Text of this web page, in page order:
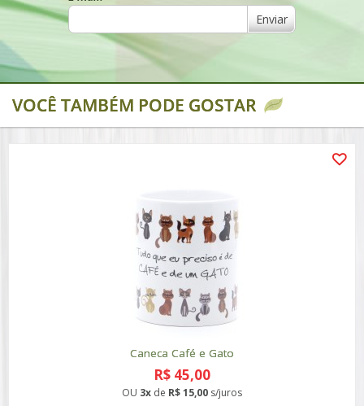
Enviar
VOCÊ TAMBÉM PODE GOSTAR
Caneca Café e Gato
R$ 45,00
OU 3x de R$ 15,00 s/juros